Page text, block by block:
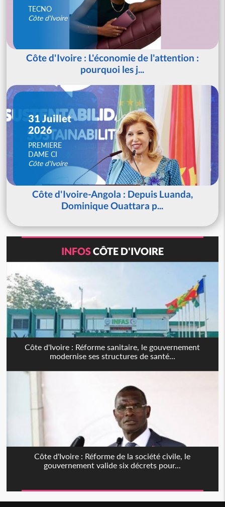
TECNO
Côte d'Ivoire
Côte d'Ivoire : L'économie de l'attention :
pourquoi les j...
31 Juillet
2026
PREMIERE
DAME CI
Côte d'Ivoire
Côte d'Ivoire-Angola : Depuis Luanda,
Dominique Ouattara p...
INFOSCÔTE D'IVOIRE
Côte d'Ivoire : Réforme sanitaire, le gouvernement
modernise ses structures de santé...
Côte d'Ivoire : Réforme de la société civile, le
gouvernement valide six décrets pour...